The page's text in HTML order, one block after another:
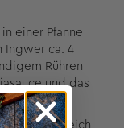
einer Pfanne
Ingwer ca. 4
Rühren
und das
Filet in gleich